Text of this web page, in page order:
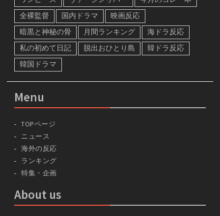
ワンピース
ヴァージンリバー
今月のコレ一本
全裸監督
国内ドラマ
映画反応
暗黒と神秘の骨
月間ランキング
海ドラ反応
私の初めて日記
Menu
TOPページ
ニュース
海外の反応
ランキング
About us